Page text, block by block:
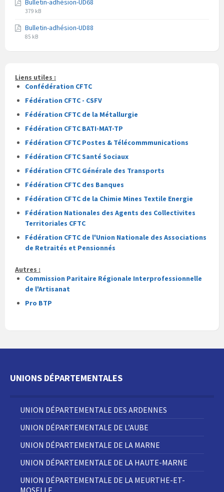
fichier
pdf
fichier
Extension
fichier
pdf
Taille
fichier
379 kB
Bulletin-adhésion-UD88
Extension
fichier
Taille
fichier
85 kB
Liens utiles :
Confédération CFTC
Fédération CFTC - CSFV
Fédération CFTC de la Métallurgie
Fédération CFTC BATI-MAT-TP
Fédération CFTC Postes & Télécommmunications
Fédération CFTC Santé Sociaux
Fédération CFTC Générale des Transports
Fédération CFTC des Banques
Fédération CFTC de la Chimie Mines Textile Energie
Fédération Nationales des Agents des Collectivites
Territoriales CFTC
Fédération CFTC de l'Union Nationale des Associations
de Retraités et Pensionnés
Autres :
Commission Paritaire Régionale Interprofessionnelle
de l'Artisanat
Pro BTP
UNIONS DÉPARTEMENTALES
UNION DÉPARTEMENTALE DES ARDENNES
UNION DÉPARTEMENTALE DE L’AUBE
UNION DÉPARTEMENTALE DE LA MARNE
UNION DÉPARTEMENTALE DE LA HAUTE-MARNE
UNION DÉPARTEMENTALE DE LA MEURTHE-ET-
MOSELLE